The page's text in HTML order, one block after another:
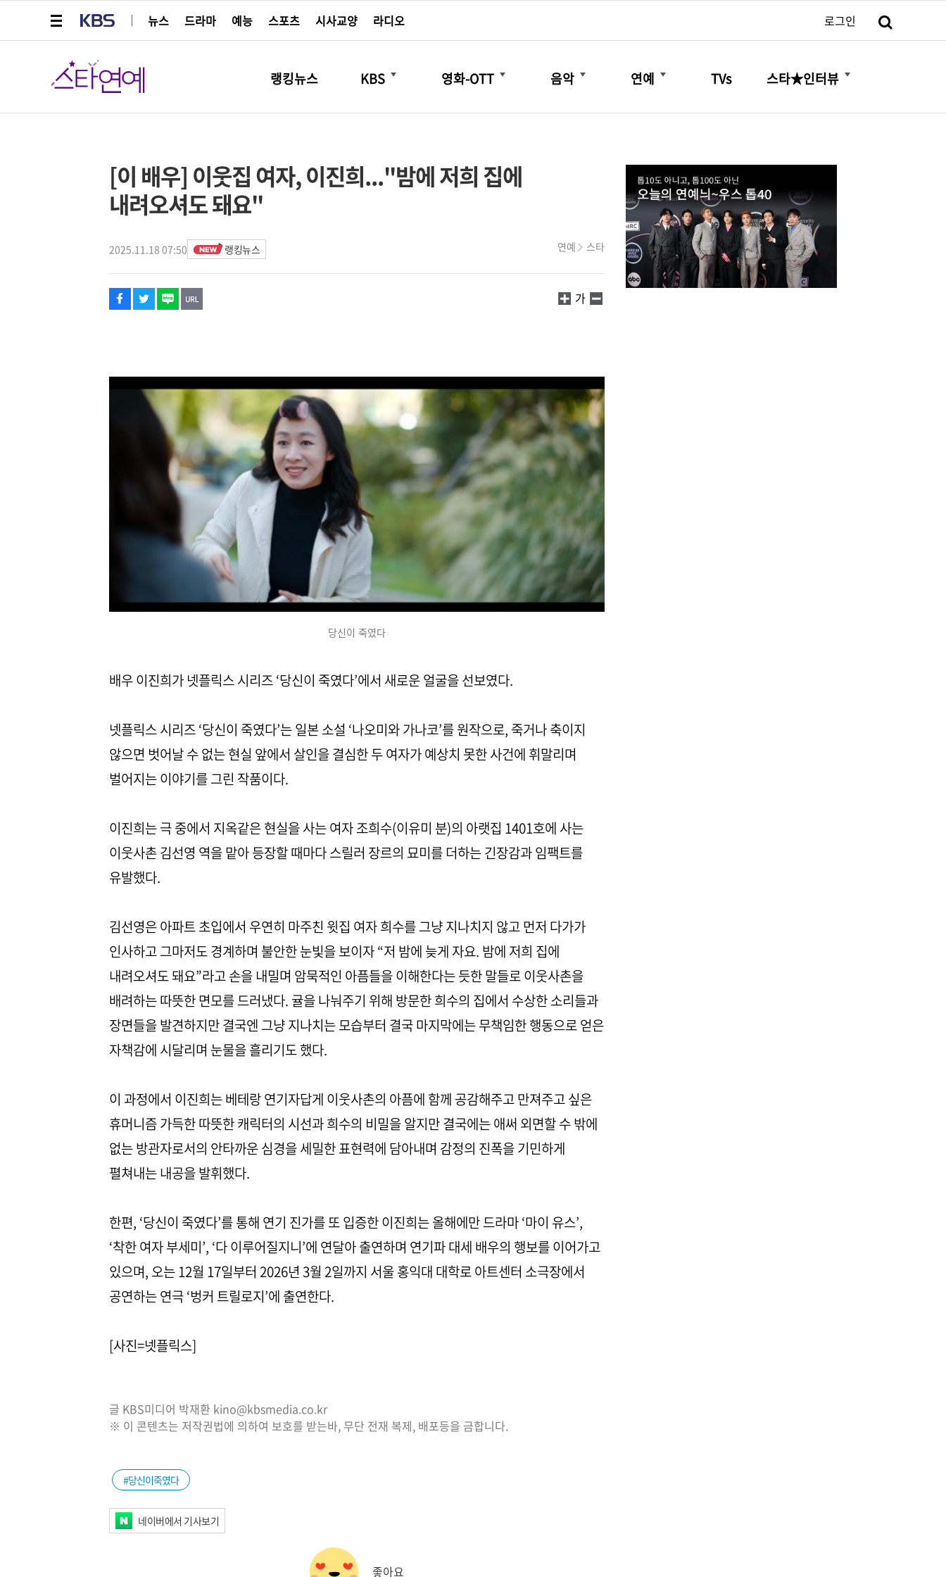
뉴스
드라마 예능 스포츠 시사교양 라디오 로그인
스타연예
랭킹뉴스 KBS
더보기
영화-OTT
더보기
음악
더보기
연예
더보기
TVs 스타★인터뷰
더보기
[이 배우] 이웃집 여자, 이진희..."밤에 저희 집에
내려오셔도 돼요"
2025.11.18 07:50 랭킹뉴스 연예 스타
페이스북
트위터
네이버
URL복사
글씨 작게보기
가
글씨 크게보기
당신이 죽였다
배우 이진희가 넷플릭스 시리즈 ‘당신이 죽였다’에서 새로운 얼굴을 선보였다.
넷플릭스 시리즈 ‘당신이 죽였다’는 일본 소설 ‘나오미와 가나코’를 원작으로, 죽거나 축이지
않으면 벗어날 수 없는 현실 앞에서 살인을 결심한 두 여자가 예상치 못한 사건에 휘말리며
벌어지는 이야기를 그린 작품이다.
이진희는 극 중에서 지옥같은 현실을 사는 여자 조희수(이유미 분)의 아랫집 1401호에 사는
이웃사촌 김선영 역을 맡아 등장할 때마다 스릴러 장르의 묘미를 더하는 긴장감과 임팩트를
유발했다.
김선영은 아파트 초입에서 우연히 마주친 윗집 여자 희수를 그냥 지나치지 않고 먼저 다가가
인사하고 그마저도 경계하며 불안한 눈빛을 보이자 “저 밤에 늦게 자요. 밤에 저희 집에
내려오셔도 돼요”라고 손을 내밀며 암묵적인 아픔들을 이해한다는 듯한 말들로 이웃사촌을
배려하는 따뜻한 면모를 드러냈다. 귤을 나눠주기 위해 방문한 희수의 집에서 수상한 소리들과
장면들을 발견하지만 결국엔 그냥 지나치는 모습부터 결국 마지막에는 무책임한 행동으로 얻은
자책감에 시달리며 눈물을 흘리기도 했다.
이 과정에서 이진희는 베테랑 연기자답게 이웃사촌의 아픔에 함께 공감해주고 만져주고 싶은
휴머니즘 가득한 따뜻한 캐릭터의 시선과 희수의 비밀을 알지만 결국에는 애써 외면할 수 밖에
없는 방관자로서의 안타까운 심경을 세밀한 표현력에 담아내며 감정의 진폭을 기민하게
펼쳐내는 내공을 발휘했다.
한편, ‘당신이 죽였다’를 통해 연기 진가를 또 입증한 이진희는 올해에만 드라마 ‘마이 유스’,
‘착한 여자 부세미’, ‘다 이루어질지니’에 연달아 출연하며 연기파 대세 배우의 행보를 이어가고
있으며, 오는 12월 17일부터 2026년 3월 2일까지 서울 홍익대 대학로 아트센터 소극장에서
공연하는 연극 ‘벙커 트릴로지’에 출연한다.
[사진=넷플릭스]
글 KBS미디어 박재환 kino@kbsmedia.co.kr
※ 이 콘텐츠는 저작권법에 의하여 보호를 받는바, 무단 전재 복제, 배포등을 금합니다.
해시태그
#당신이죽였다
네이버에서 기사보기
좋아요